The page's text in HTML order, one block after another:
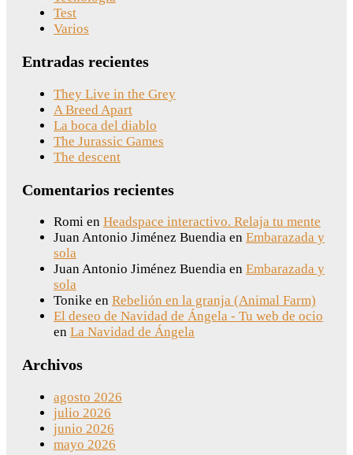
Test
Varios
Entradas recientes
They Live in the Grey
A Breed Apart
La boca del diablo
The Jurassic Games
The descent
Comentarios recientes
Romi en Headspace interactivo. Relaja tu mente
Juan Antonio Jiménez Buendia en Embarazada y
sola
Juan Antonio Jiménez Buendia en Embarazada y
sola
Tonike en Rebelión en la granja (Animal Farm)
El deseo de Navidad de Ángela - Tu web de ocio
en La Navidad de Ángela
Archivos
agosto 2026
julio 2026
junio 2026
mayo 2026